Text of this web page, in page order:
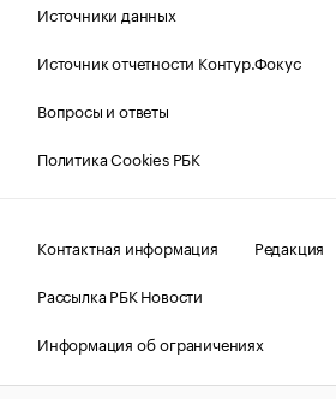
Источники данных
Источник отчетности Контур.Фокус
Вопросы и ответы
Политика Cookies РБК
Контактная информация
Редакция
Рассылка РБК Новости
Информация об ограничениях
Правовая информация
О